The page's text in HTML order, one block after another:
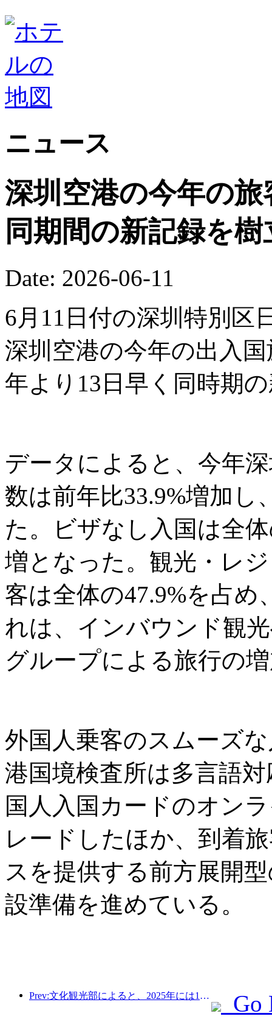
ニュース
深圳空港の今年の
同期間の新記録を
Date: 2026-06-11
6月11日付の深圳特別区
深圳空港の今年の出入
年より13日早く同時期
データによると、今年
数は前年比33.9%増加し
た。ビザなし入国は全
増となった。観光・レ
客は全体の47.9%を占め
れは、インバウンド観
グループによる旅行の
外国人乗客のスムーズ
港国境検査所は多言語
国人入国カードのオン
レードしたほか、到着
スを提供する前方展開
設準備を進めている。
Prev:文化観光部によると、2025年には16,994か所のA級景勝地が75億1000万人の観光客を迎え、5544億9000万元の観光収入を生み出した。 Go